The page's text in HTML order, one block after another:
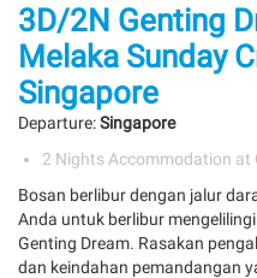
3D/2N Genting
Melaka Sunday
Singapore
Departure:Singapore
2 Nights Accommodation at
Bosan berlibur dengan jalur
Anda untuk berlibur
Genting Dream. Rasakan
dan keindahan pemandangan